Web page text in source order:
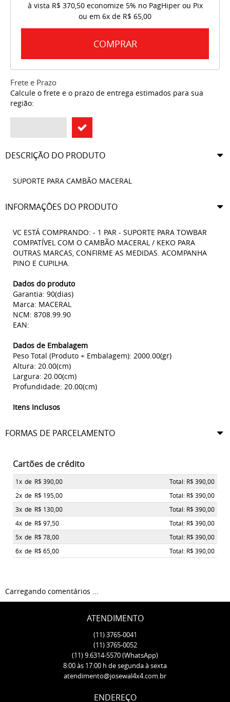
à vista R$ 370,50economize 5% no PagHiper ou Pix
ou em 6x de R$ 65,00
COMPRAR
Frete e Prazo
Calcule o frete e o prazo de entrega estimados para sua
região:
DESCRIÇÃO DO PRODUTO
SUPORTE PARA CAMBÃO MACERAL
INFORMAÇÕES DO PRODUTO
VC ESTÁ COMPRANDO: - 1 PAR - SUPORTE PARA TOWBAR
COMPATÍVEL COM O CAMBÃO MACERAL / KEKO PARA
OUTRAS MARCAS, CONFIRME AS MEDIDAS. ACOMPANHA
PINO E CUPILHA.
Dados do produto
Garantia: 90(dias)
Marca: MACERAL
NCM: 8708.99.90
EAN:
Dados de Embalagem
Peso Total (Produto + Embalagem): 2000.00(gr)
Altura: 20.00(cm)
Largura: 20.00(cm)
Profundidade: 20.00(cm)
Itens Inclusos
FORMAS DE PARCELAMENTO
Cartões de crédito
1x de R$ 390,00
Total: R$ 390,00
2x de R$ 195,00
Total: R$ 390,00
3x de R$ 130,00
Total: R$ 390,00
4x de R$ 97,50
Total: R$ 390,00
5x de R$ 78,00
Total: R$ 390,00
6x de R$ 65,00 Total: R$ 390,00
Carregando comentários ...
ATENDIMENTO
(11)3765-0041
(11)3765-0052
(11)9.6314-5570(WhatsApp)
8:00 às 17:00 h de segunda à sexta
atendimento@josewal4x4.com.br
ENDEREÇO